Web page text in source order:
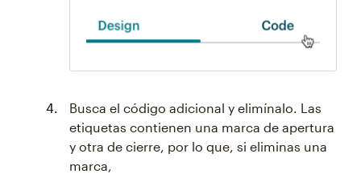
Busca el código adicional y elimínalo. Las
etiquetas contienen una marca de apertura
y otra de cierre, por lo que, si eliminas una
marca,